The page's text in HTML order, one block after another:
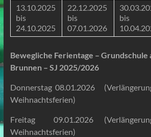
13.10.2025
bis
24.10.2025
22.12.2025
bis
07.01.2026
bis
Bewegliche Ferientage – Grundschule
Brunnen – SJ 2025/2026
Donnerstag 08.01.2026
Weihnachtsferien)
Freitag 09.01.2026
Weihnachtsferien)